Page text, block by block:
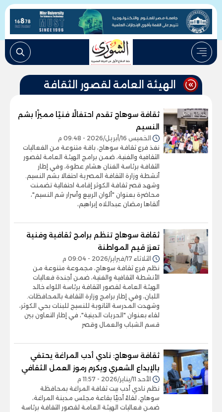
الهيئة العامة لقصور الثقافة
ثقافة سوهاج تقدم احتفالًا فنيًا مميزًا بشم
النسيم
الخميس 16/أبريل/2026 - 09:48 م
نفذ فرع ثقافة سوهاج، باقة متنوعة من الفعاليات
الثقافية والفنية، ضمن برامج الهيئة العامة لقصور
الثقافة برئاسة الفنان هشام عطوة، وفي إطار
أنشطة وزارة الثقافة المصرية احتفالا بشم النسيم.
وشهد قصر ثقافة الكوثر إقامة احتفالية تضمنت
محاضرة بعنوان "ألوان الربيع وأسرار شم النسيم"،
ألقاها رمضان عبداللاه إبراهيم،
ثقافة سوهاج تنظم برامج ثقافية وفنية
تعزز قيم المواطنة
الثلاثاء 17/فبراير/2026 - 09:04 م
نظم فرع ثقافة سوهاج، مجموعة متنوعة من
الأنشطة الثقافية والفنية، ضمن أجندة فعاليات
الهيئة العامة لقصور الثقافة برئاسة اللواء خالد
اللبان، وفي إطار برامج وزارة الثقافة بالمحافظات.
وشهدت المدرسة الثانوية للنسيج للبنات بحي الكوثر،
لقاء بعنوان "الحريات الدينية"، في إطار التعاون بين
قسم الشباب والعمال وقصر
ثقافة سوهاج: نادي أدب المراغة يحتفي
بالإبداع الشعري ويكرم رموز العمل الثقافي
الأحد 11/يناير/2026 - 11:57 م
نظم نادي أدب بيت ثقافة المراغة بمحافظة
سوهاج، لقاءً أدبيًا بقاعة مجلس مدينة المراغة،
ضمن فعاليات الهيئة العامة لقصور الثقافة برئاسة